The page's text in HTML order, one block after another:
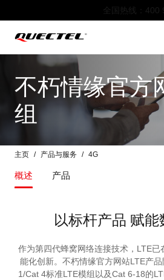
全国热线：
不朽情缘官方
组
主页 产品与服务 4G
概述 产品
以标杆产品 赋
作为第四代蜂窝网络连接技术，
能化创新。不朽情缘官方网站LTE产
1/Cat 4标准LTE模组以及Cat 6-18的LTE-A